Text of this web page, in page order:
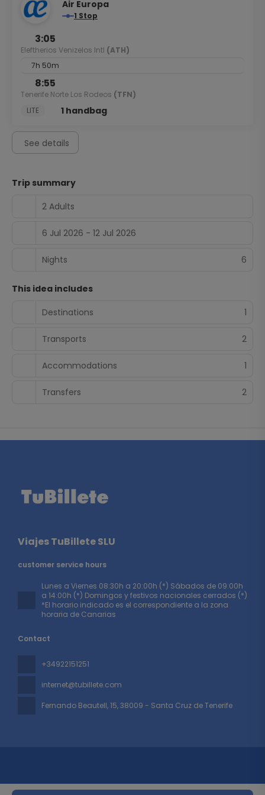
Air Europa
1 Stop
3:05
Eleftherios Venizelos Intl (ATH)
7h 50m
8:55
Tenerife Norte Los Rodeos (TFN)
LITE
1 handbag
See details
Trip summary
2 Adults
6 Jul 2026 - 12 Jul 2026
Nights 6
This idea includes
Destinations
1
Transports 2
Accommodations 1
Transfers 2
Viajes TuBillete SLU
Contact
+34922151251
internet@tubillete.com
Fernando Beautell, 15, 38009 - Santa Cruz de Tenerife
customer service hours
Lunes a Viernes 08:30h a 20:00h (*) Sábados de 09:00h
a 14:00h (*) Domingos y festivos nacionales cerrados (*)
*El horario indicado es el correspondiente a la zona
horaria de Canarias